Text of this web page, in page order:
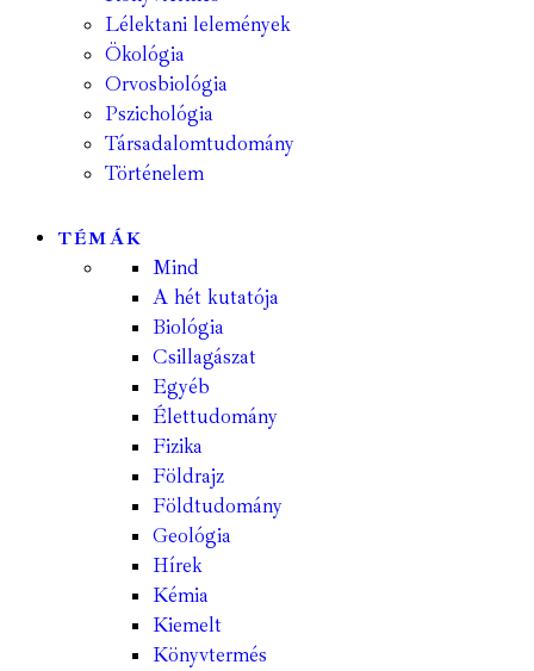
Lélektani lelemények
Ökológia
Orvosbiológia
Pszichológia
Társadalomtudomány
Történelem
TÉMÁK
Mind
A hét kutatója
Biológia
Csillagászat
Egyéb
Élettudomány
Fizika
Földrajz
Földtudomány
Geológia
Hírek
Kémia
Kiemelt
Könyvtermés